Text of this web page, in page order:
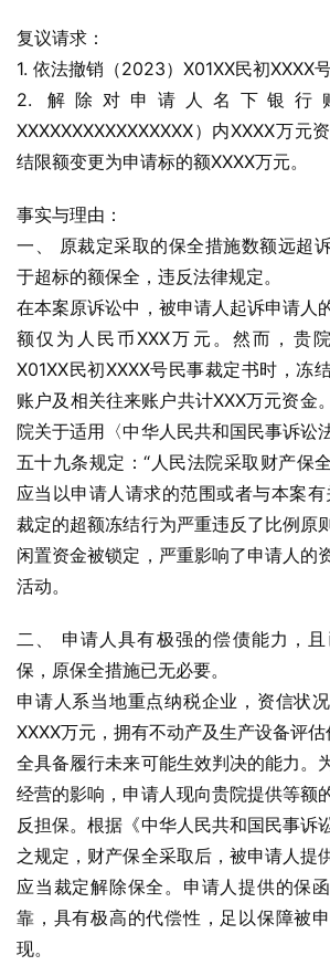
复议请求：
1. 依法撤销（2023）X01XX民初XXXX
2. 解除对申请人名下银行
XXXXXXXXXXXXXXXX）内XXXX万元
结限额变更为申请标的额XXXX万元。
事实与理由：
一、 原裁定采取的保全措施数额远超
于超标的额保全，违反法律规定。
在本案原诉讼中，被申请人起诉申请人
额仅为人民币XXX万元。然而，贵
X01XX民初XXXX号民事裁定书时，冻
账户及相关往来账户共计XXX万元资金
院关于适用〈中华人民共和国民事诉讼
五十九条规定：“人民法院采取财产保
应当以申请人请求的范围或者与本案
裁定的超额冻结行为严重违反了比例原
闲置资金被锁定，严重影响了申请人的
活动。
二、 申请人具有极强的偿债能力，
保，原保全措施已无必要。
申请人系当地重点纳税企业，资信状
XXXX万元，拥有不动产及生产设备评
全具备履行未来可能生效判决的能力。
经营的影响，申请人现向贵院提供等额
反担保。根据《中华人民共和国民事诉
之规定，财产保全采取后，被申请人提
应当裁定解除保全。申请人提供的保
靠，具有极高的代偿性，足以保障被
现。